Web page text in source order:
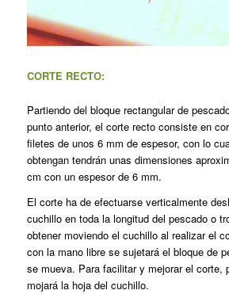
CORTE RECTO:
Partiendo del bloque rectangular de
punto anterior, el corte recto consiste en
filetes de unos 6 mm de espesor, con lo
obtengan tendrán unas dimensiones
cm con un espesor de 6 mm.
El corte ha de efectuarse verticalmente
cuchillo en toda la longitud del pescado o
obtener moviendo el cuchillo al realizar el
con la mano libre se sujetará el bloque de
se mueva. Para facilitar y mejorar el corte,
mojará la hoja del cuchillo.